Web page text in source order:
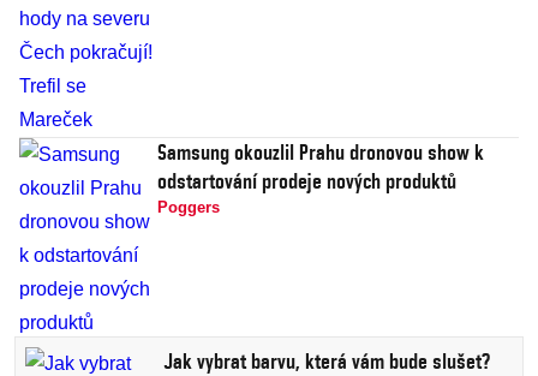
Samsung okouzlil Prahu dronovou show k
odstartování prodeje nových produktů
Poggers
Jak vybrat barvu, která vám bude slušet?